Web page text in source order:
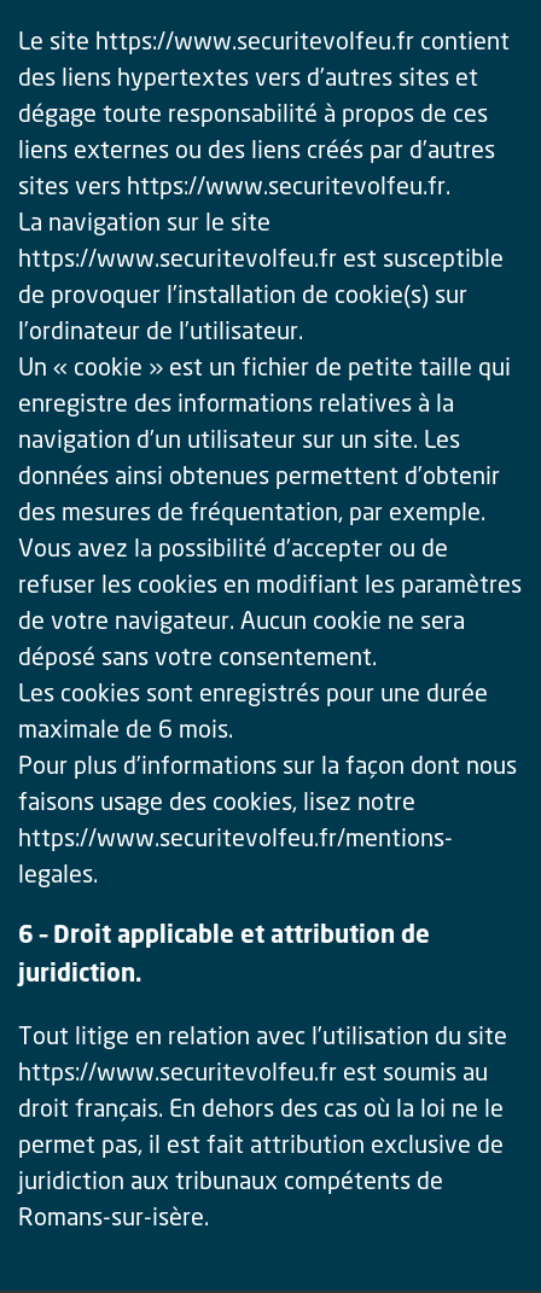
Le site https://www.securitevolfeu.fr contient
des liens hypertextes vers d’autres sites et
dégage toute responsabilité à propos de ces
liens externes ou des liens créés par d’autres
sites vers https://www.securitevolfeu.fr.
La navigation sur le site
https://www.securitevolfeu.fr est susceptible
de provoquer l’installation de cookie(s) sur
l’ordinateur de l’utilisateur.
Un « cookie » est un fichier de petite taille qui
enregistre des informations relatives à la
navigation d’un utilisateur sur un site. Les
données ainsi obtenues permettent d’obtenir
des mesures de fréquentation, par exemple.
Vous avez la possibilité d’accepter ou de
refuser les cookies en modifiant les paramètres
de votre navigateur. Aucun cookie ne sera
déposé sans votre consentement.
Les cookies sont enregistrés pour une durée
maximale de 6 mois.
Pour plus d’informations sur la façon dont nous
faisons usage des cookies, lisez notre
https://www.securitevolfeu.fr/mentions-
legales.
6 – Droit applicable et attribution de
juridiction.
Tout litige en relation avec l’utilisation du site
https://www.securitevolfeu.fr est soumis au
droit français. En dehors des cas où la loi ne le
permet pas, il est fait attribution exclusive de
juridiction aux tribunaux compétents de
Romans-sur-isère.